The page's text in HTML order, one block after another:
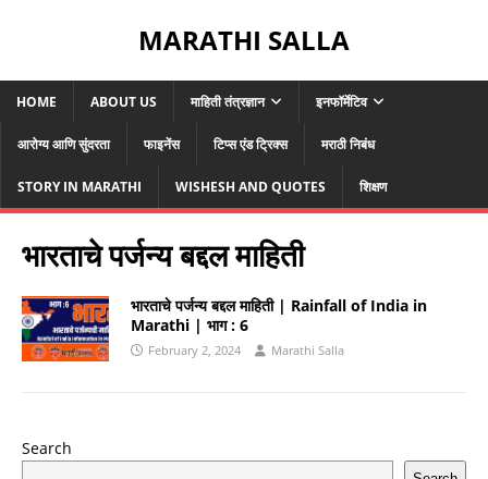
MARATHI SALLA
HOME ABOUT US माहिती तंत्रज्ञान इनफॉर्मेटिव
आरोग्य आणि सुंदरता फाइनेंस टिप्स एंड ट्रिक्स मराठी निबंध
STORY IN MARATHI WISHESH AND QUOTES शिक्षण
भारताचे पर्जन्य बद्दल माहिती
भारताचे पर्जन्य बद्दल माहिती | Rainfall of India in
Marathi | भाग : 6
February 2, 2024 Marathi Salla
Search